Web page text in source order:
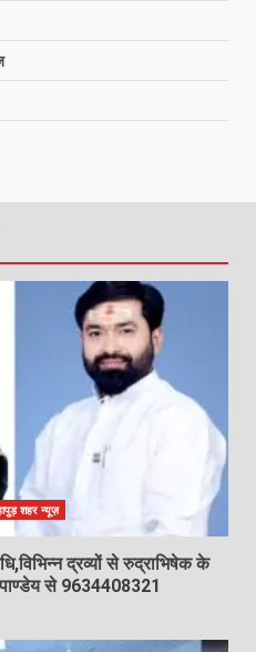
शहर न्यूज़
द्रव्यों से रुद्राभिषेक के
पाण्डेय से 9634408321